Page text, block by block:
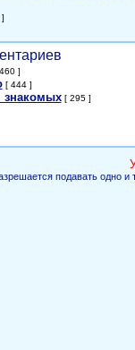
]
[ 444 ]
[ 295 ]
подавать одно и